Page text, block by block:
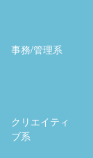
事務/管理系
クリエイティ
ブ系